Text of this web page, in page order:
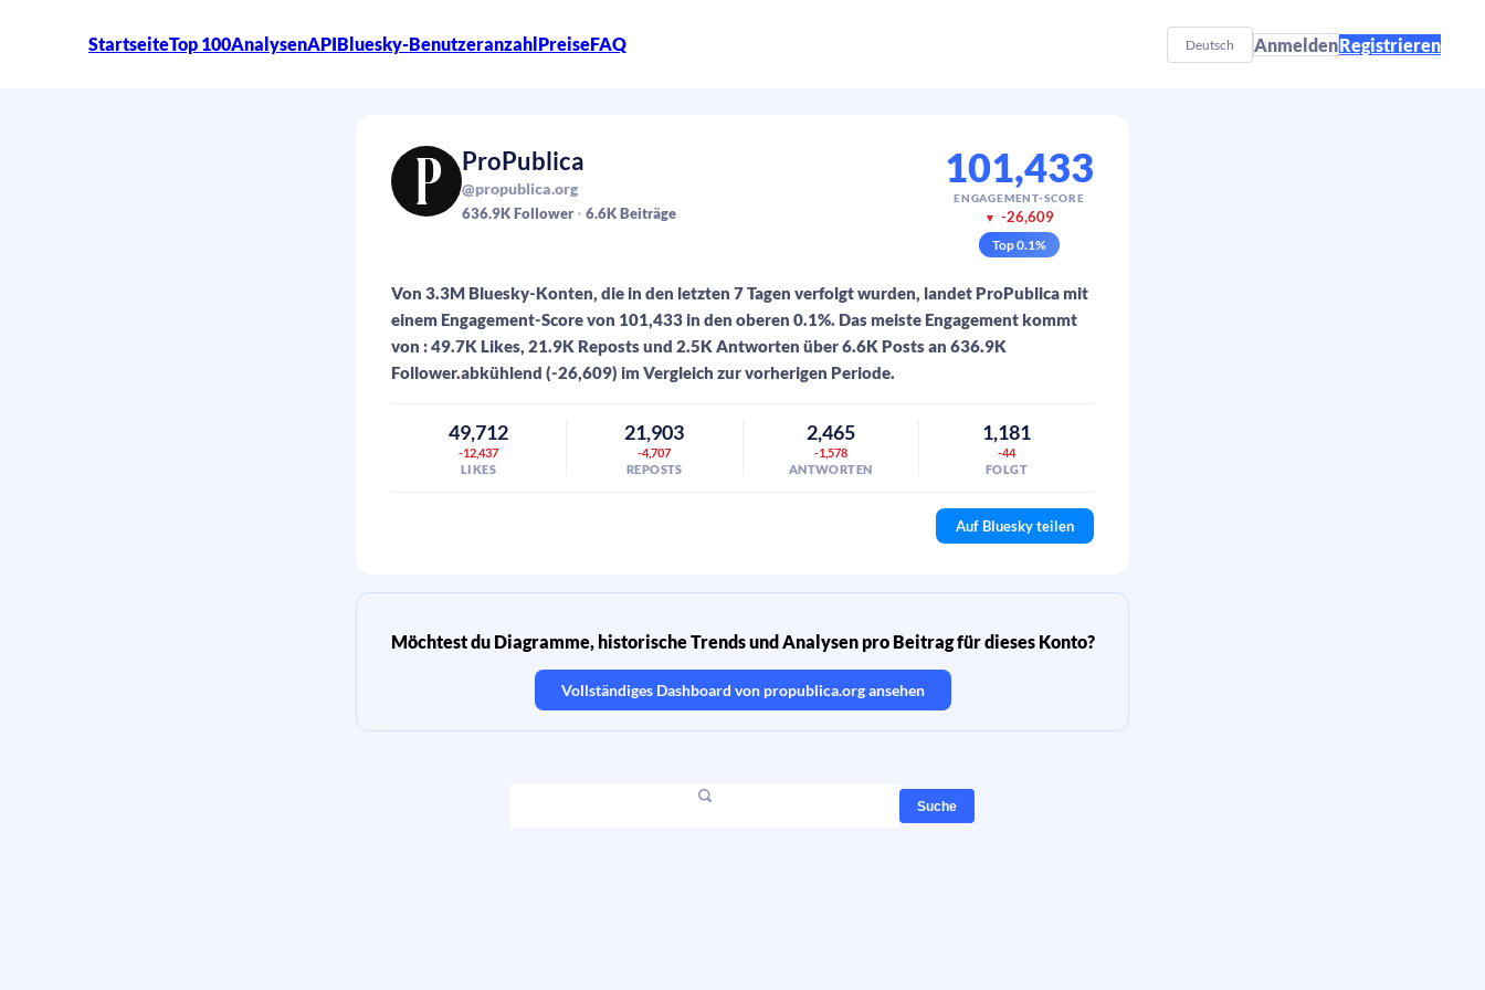
StartseiteTop 100AnalysenAPIBluesky-BenutzeranzahlPreiseFAQ Deutsch AnmeldenRegistrieren
ProPublica
@propublica.org
636.9KFollower 6.6KBeiträge
101,433
ENGAGEMENT-SCORE
▼ -26,609
Top0.1%
Von 3.3M Bluesky-Konten, die in den letzten 7 Tagen verfolgt wurden, landet ProPublica mit
einem Engagement-Score von 101,433 in den oberen 0.1%. Das meiste Engagement kommt
von : 49.7K Likes, 21.9K Reposts und 2.5K Antworten über 6.6K Posts an 636.9K
Follower.abkühlend (-26,609) im Vergleich zur vorherigen Periode.
49,712
-12,437
LIKES
21,903
-4,707
REPOSTS
2,465
-1,578
ANTWORTEN
1,181
-44
FOLGT
Auf Bluesky teilen
Möchtest du Diagramme, historische Trends und Analysen pro Beitrag für dieses Konto?
Vollständiges Dashboard von propublica.organsehen
Suche